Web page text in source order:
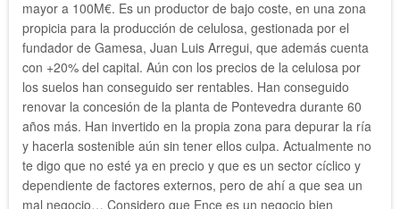
mayor a 100M€. Es un productor de bajo coste, en una zona
propicia para la producción de celulosa, gestionada por el
fundador de Gamesa, Juan Luis Arregui, que además cuenta
con +20% del capital. Aún con los precios de la celulosa por
los suelos han conseguido ser rentables. Han conseguido
renovar la concesión de la planta de Pontevedra durante 60
años más. Han invertido en la propia zona para depurar la ría
y hacerla sostenible aún sin tener ellos culpa. Actualmente no
te digo que no esté ya en precio y que es un sector cíclico y
dependiente de factores externos, pero de ahí a que sea un
mal negocio… Considero que Ence es un negocio bien